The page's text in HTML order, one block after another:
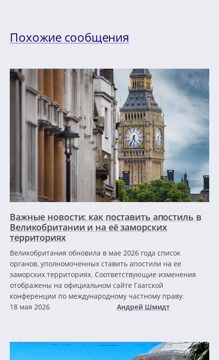
Похожие сообщения
Важные новости: как поставить апостиль в
Великобритании и на её заморских
территориях
Великобритания обновила в мае 2026 года список
органов, уполномоченных ставить апостили на ее
заморских территориях. Соответствующие изменения
отображены на официальном сайте Гаагской
конференции по международному частному праву.
18 мая 2026
Андрей Шмидт